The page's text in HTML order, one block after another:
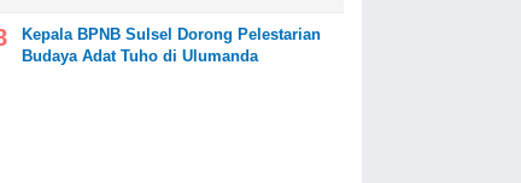
Kepala BPNB Sulsel Dorong Pelestarian
Budaya Adat Tuho di Ulumanda